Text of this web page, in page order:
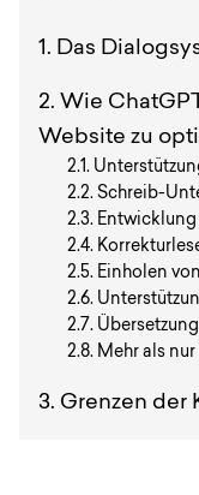
Das
Wie
Website zu
Schreib-
Entwicklung
Einholen
Übersetzung
Mehr als
Grenzen der